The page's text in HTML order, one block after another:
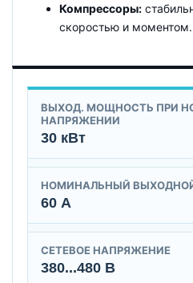
Компрессоры:
скоростью и моментом.
ВЫХОД. МОЩНОСТЬ ПРИ
НАПРЯЖЕНИИ
30 кВт
НОМИНАЛЬНЫЙ ВЫХОДНОЙ
60 А
СЕТЕВОЕ НАПРЯЖЕНИЕ
380...480 В